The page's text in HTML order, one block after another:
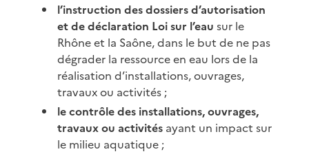
l’instruction des dossiers d’autorisation
et de déclaration Loi sur l’eau sur le
Rhône et la Saône, dans le but de ne pas
dégrader la ressource en eau lors de la
réalisation d’installations, ouvrages,
travaux ou activités ;
le contrôle des installations, ouvrages,
travaux ou activités ayant un impact sur
le milieu aquatique ;